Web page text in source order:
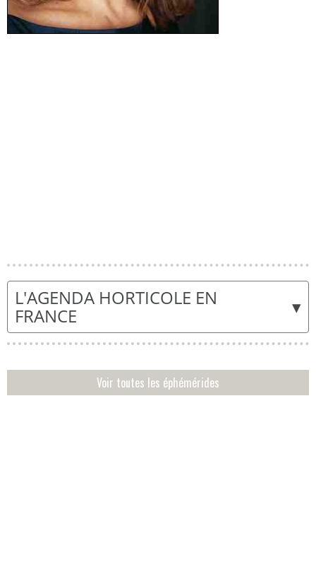
▾
L'AGENDA HORTICOLE EN
FRANCE
Voir toutes les éphémérides